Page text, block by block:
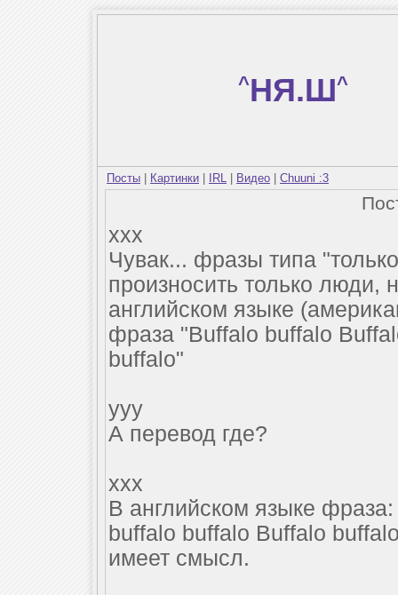
^НЯ.Ш^
Посты Картинки IRL Видео Chuuni :3
xxx
Чувак... фразы типа
произносить только люди,
английском языке
фраза "Buffalo buffalo
buffalo"
yyy
А перевод где?
xxx
В английском языке
buffalo buffalo Buffalo
имеет смысл.